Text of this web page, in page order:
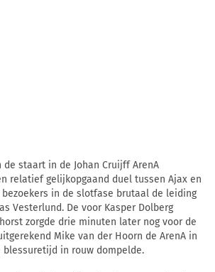
staart in de Johan Cruijff ArenA
relatief gelijkopgaand duel tussen Ajax en
bezoekers in de slotfase brutaal de leiding
Vesterlund. De voor Kasper Dolberg
zorgde drie minuten later nog voor de
Mike van der Hoorn de ArenA in
in rouw dompelde.